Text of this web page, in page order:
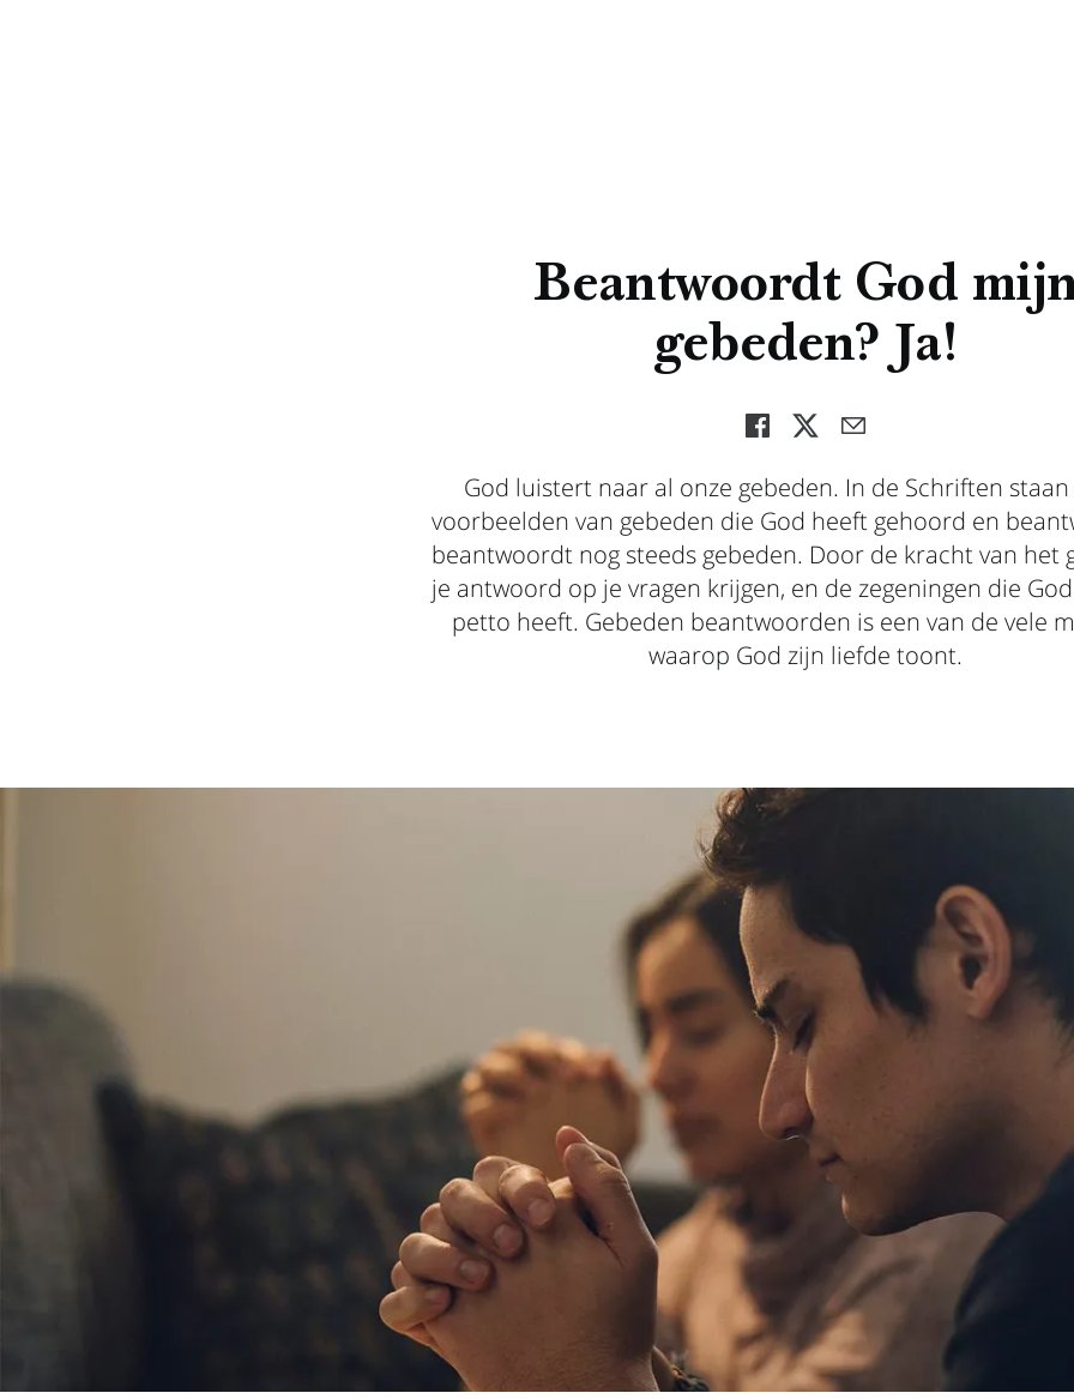
Beantwoordt God
gebeden? Ja!
God luistert naar al onze gebeden. In de Schriften
voorbeelden van gebeden die God heeft gehoord en
beantwoordt nog steeds gebeden. Door de kracht van het
je antwoord op je vragen krijgen, en de zegeningen die
petto heeft. Gebeden beantwoorden is een van de vele
waarop God zijn liefde toont.